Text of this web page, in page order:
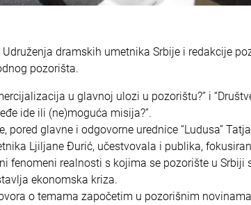
dramskih umetnika Srbije i redakcije
pozorišta.
u glavnoj ulozi u pozorištu?” i
ide ili (ne)moguća misija?”.
pored glavne i odgovorne urednice “Ludusa”
Ljiljane Đurić, učestvovala i publika,
fenomeni realnosti s kojima se pozorište u Srbiji
ekonomska kriza.
o temama započetim u pozorišnim